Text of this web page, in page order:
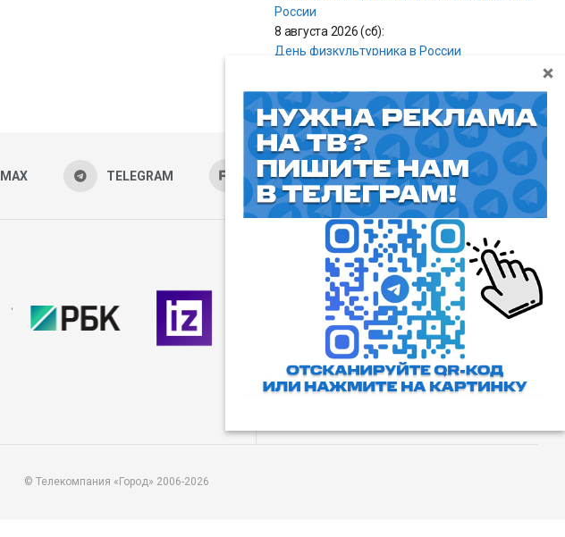
России
8 августа 2026 (сб):
День физкультурника в России
MAX TELEGRAM RUTUBE ОК ДЗЕН
Пользовательское соглашение
Все права защищены. Любое
использование материалов
допускается только с согласия
редакции, а также с ссылкой на
сайт.
© Телекомпания «Город» 2006-2026